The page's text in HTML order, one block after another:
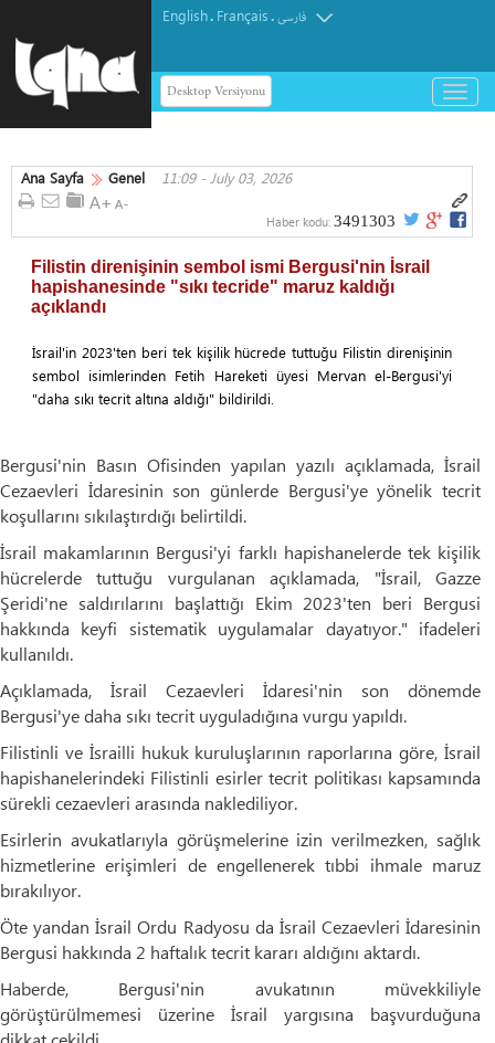
English. Français.فارسی
Desktop Versiyonu
باز
و
کردن
Ana Sayfa Genel 11:09 - July 03, 2026
Haber kodu: 3491303
Filistin direnişinin sembol ismi Bergusi'nin İsrail
hapishanesinde "sıkı tecride" maruz kaldığı
açıklandı
İsrail'in 2023'ten beri tek kişilik hücrede tuttuğu Filistin direnişinin
sembol isimlerinden Fetih Hareketi üyesi Mervan el-Bergusi'yi
"daha sıkı tecrit altına aldığı" bildirildi.
Bergusi'nin Basın Ofisinden yapılan yazılı açıklamada, İsrail
Cezaevleri İdaresinin son günlerde Bergusi'ye yönelik tecrit
koşullarını sıkılaştırdığı belirtildi.
İsrail makamlarının Bergusi'yi farklı hapishanelerde tek kişilik
hücrelerde tuttuğu vurgulanan açıklamada, "İsrail, Gazze
Şeridi'ne saldırılarını başlattığı Ekim 2023'ten beri Bergusi
hakkında keyfi sistematik uygulamalar dayatıyor." ifadeleri
kullanıldı.
Açıklamada, İsrail Cezaevleri İdaresi'nin son dönemde
Bergusi'ye daha sıkı tecrit uyguladığına vurgu yapıldı.
Filistinli ve İsrailli hukuk kuruluşlarının raporlarına göre, İsrail
hapishanelerindeki Filistinli esirler tecrit politikası kapsamında
sürekli cezaevleri arasında naklediliyor.
Esirlerin avukatlarıyla görüşmelerine izin verilmezken, sağlık
hizmetlerine erişimleri de engellenerek tıbbi ihmale maruz
bırakılıyor.
Öte yandan İsrail Ordu Radyosu da İsrail Cezaevleri İdaresinin
Bergusi hakkında 2 haftalık tecrit kararı aldığını aktardı.
Haberde, Bergusi'nin avukatının müvekkiliyle
görüştürülmemesi üzerine İsrail yargısına başvurduğuna